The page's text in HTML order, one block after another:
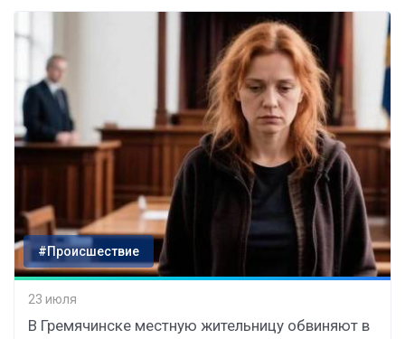
#Происшествие
23 июля
В Гремячинске местную жительницу обвиняют в